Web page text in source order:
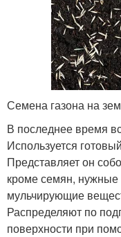
Семена газона на
В последнее время
Используется
Представляет он
кроме семян,
мульчирующие
Распределяют по
поверхности при